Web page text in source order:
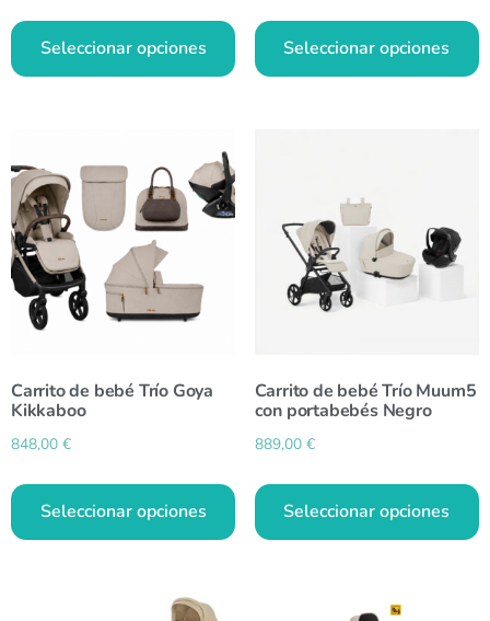
Seleccionar opciones Seleccionar opciones
Carrito de bebé Trío Goya
Kikkaboo
848,00 €
Seleccionar opciones
Carrito de bebé Trío Muum5
con portabebés Negro
889,00 €
Seleccionar opciones